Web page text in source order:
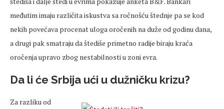
međutim imaju različita iskustva sa ročnošću štednje pa se kod
nekih povećava procenat uloga oročenih na duže od godinu dana,
a drugi pak smatraju da štediše primetno radije biraju kraća
oročenja upravo zbog nestabilnosti u zoni evra.
Da li će Srbija ući u dužničku krizu?
Za razliku od